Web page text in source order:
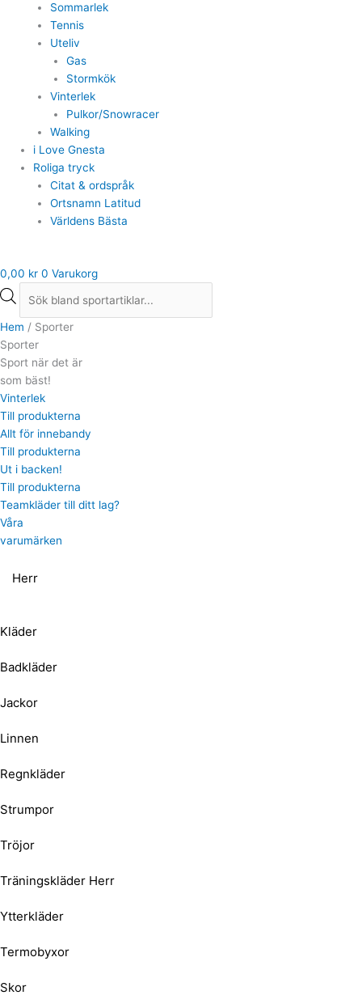
Sommarlek
Tennis
Uteliv
Gas
Stormkök
Vinterlek
Pulkor/Snowracer
Walking
i Love Gnesta
Roliga tryck
Citat & ordspråk
Ortsnamn Latitud
Världens Bästa
0,00 kr 0 Varukorg
Hem / Sporter
Sporter
Sport när det är
som bäst!
Vinterlek
Till produkterna
Allt för innebandy
Till produkterna
Ut i backen!
Till produkterna
Teamkläder till ditt lag?
Våra
varumärken
Herr
Kläder
Badkläder
Jackor
Linnen
Regnkläder
Strumpor
Tröjor
Träningskläder Herr
Ytterkläder
Termobyxor
Skor